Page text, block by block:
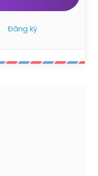
Đăng ký